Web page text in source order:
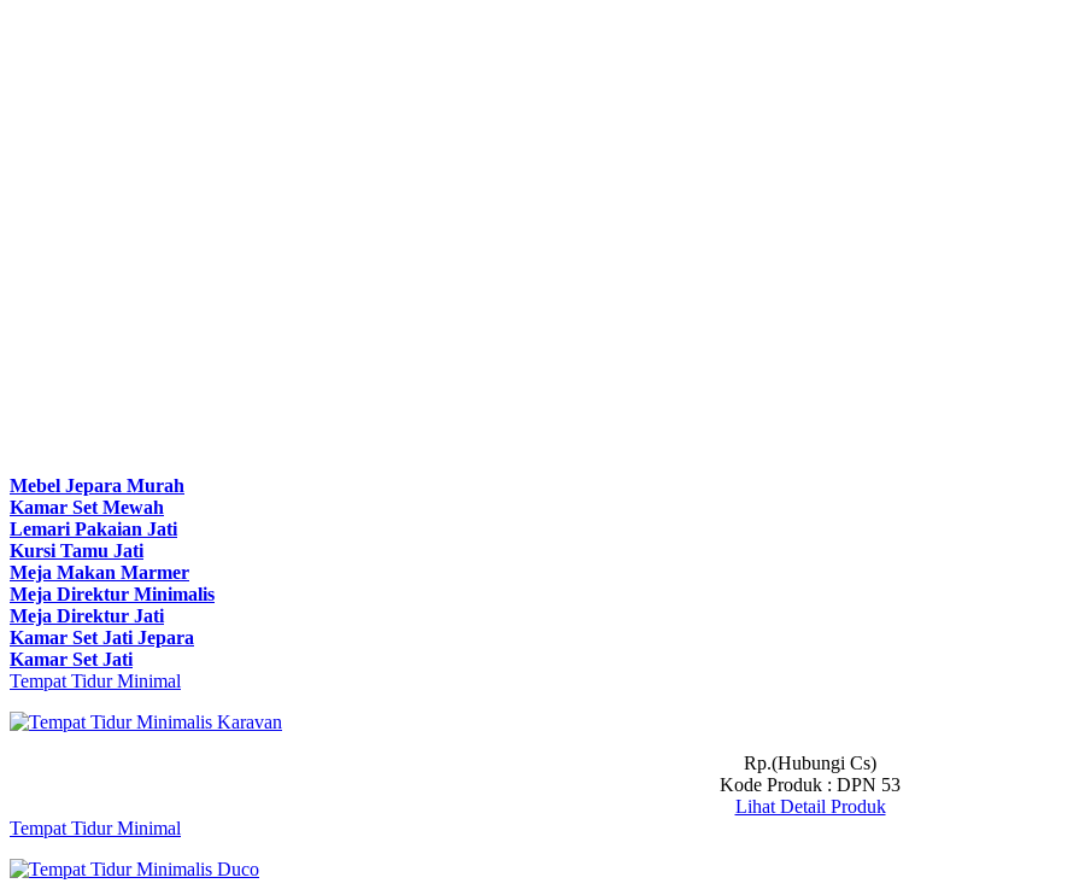
Mebel Jepara Murah
Kamar Set Mewah
Lemari Pakaian Jati
Kursi Tamu Jati
Meja Makan Marmer
Meja Direktur Minimalis
Meja Direktur Jati
Kamar Set Jati Jepara
Kamar Set Jati
Tempat Tidur Minimal
Rp.(Hubungi Cs)
Kode Produk : DPN 53
Lihat Detail Produk
Tempat Tidur Minimal